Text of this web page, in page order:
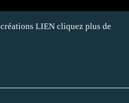
LIEN cliquez plus de